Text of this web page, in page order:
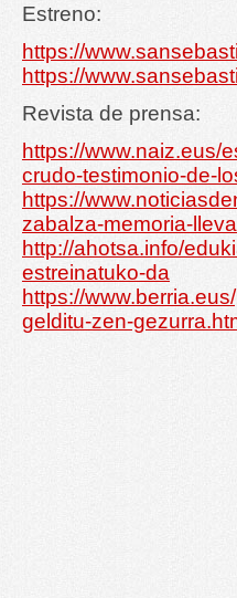
Estreno:
https://
https://
Revista de prensa:
https://www.naiz.eus/
crudo-testimonio-de-
https://
zabalza-memoria-
http://ahotsa.info/
estreinatuko-da
https://
gelditu-zen-